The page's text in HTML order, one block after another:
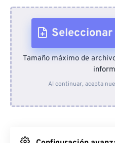
Desde el
Desde
Tamaño máximo de
Al continuar, acepta